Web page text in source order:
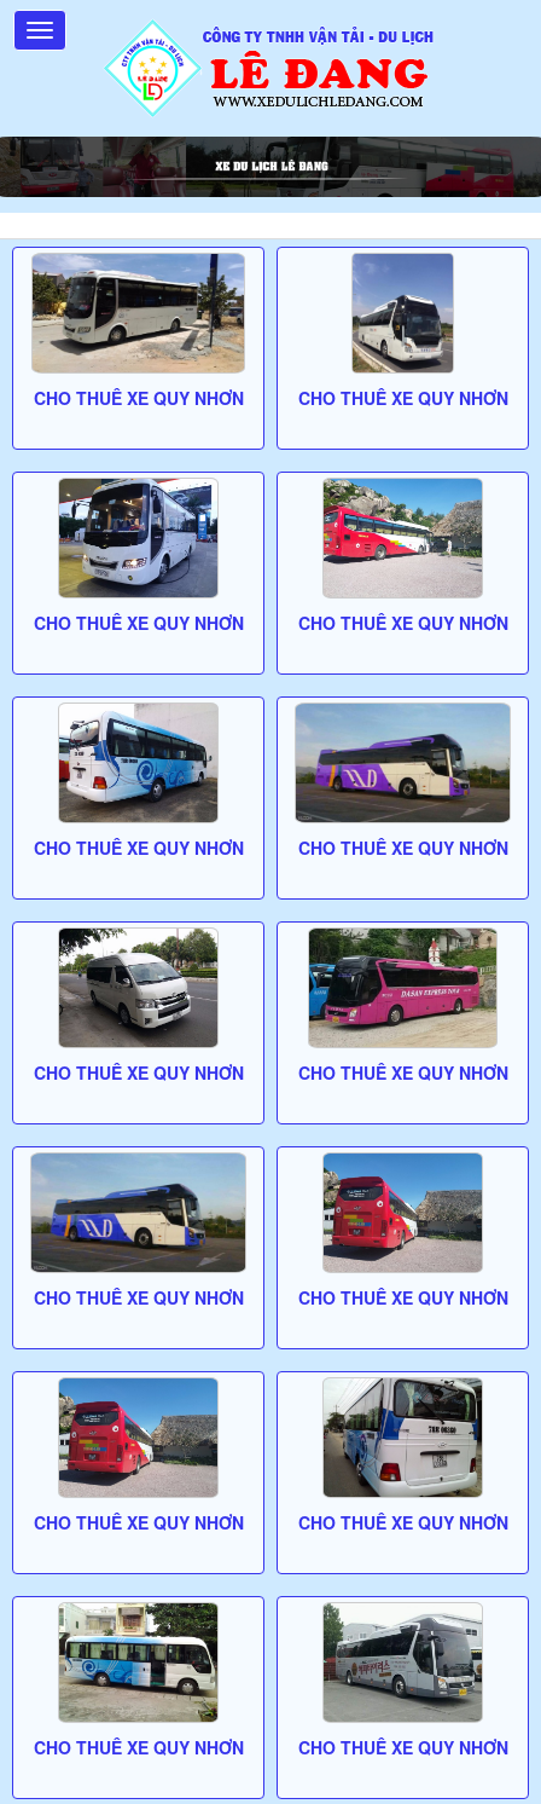
CHO THUÊ XE QUY NHƠN CHO THUÊ XE QUY NHƠN
CHO THUÊ XE QUY NHƠN CHO THUÊ XE QUY NHƠN
CHO THUÊ XE QUY NHƠN CHO THUÊ XE QUY NHƠN
CHO THUÊ XE QUY NHƠN CHO THUÊ XE QUY NHƠN
CHO THUÊ XE QUY NHƠN CHO THUÊ XE QUY NHƠN
CHO THUÊ XE QUY NHƠN CHO THUÊ XE QUY NHƠN
CHO THUÊ XE QUY NHƠN CHO THUÊ XE QUY NHƠN